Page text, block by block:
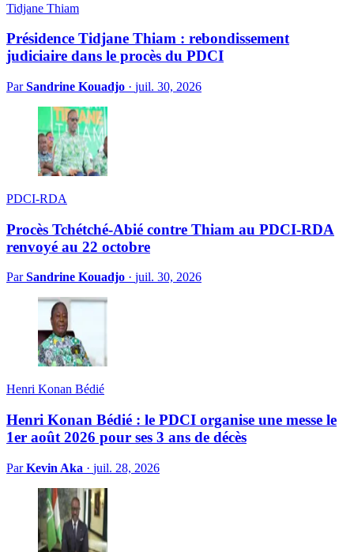
Tidjane Thiam
Présidence Tidjane Thiam : rebondissement
judiciaire dans le procès du PDCI
ParSandrine Kouadjo · juil. 30, 2026
PDCI-RDA
Procès Tchétché-Abié contre Thiam au PDCI-RDA
renvoyé au 22 octobre
ParSandrine Kouadjo · juil. 30, 2026
Henri Konan Bédié
Henri Konan Bédié : le PDCI organise une messe le
1er août 2026 pour ses 3 ans de décès
ParKevin Aka · juil. 28, 2026